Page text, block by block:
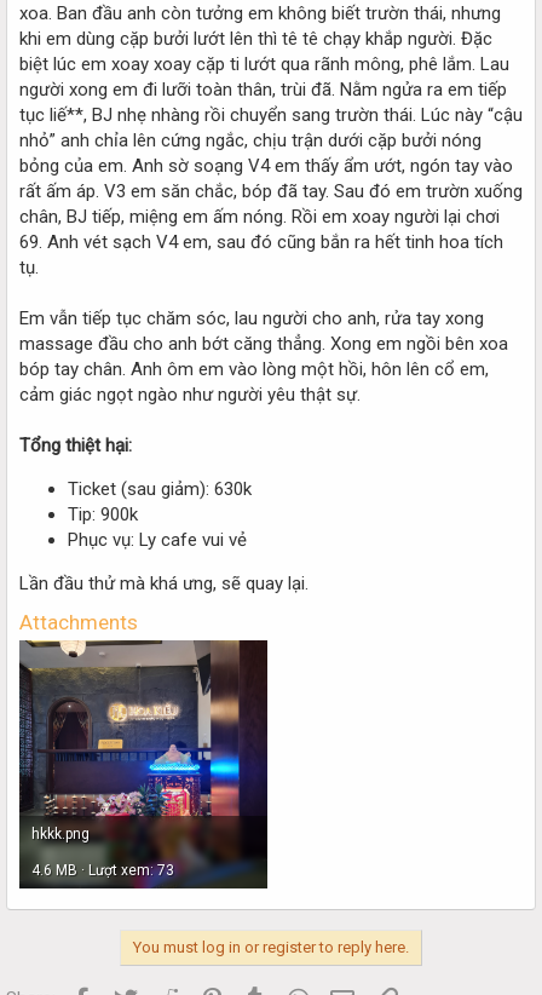
xoa. Ban đầu anh còn tưởng em không biết trườn thái, nhưng
khi em dùng cặp bưởi lướt lên thì tê tê chạy khắp người. Đặc
biệt lúc em xoay xoay cặp ti lướt qua rãnh mông, phê lắm. Lau
người xong em đi lưỡi toàn thân, trùi đã. Nằm ngửa ra em tiếp
tục liế**, BJ nhẹ nhàng rồi chuyển sang trườn thái. Lúc này “cậu
nhỏ” anh chỉa lên cứng ngắc, chịu trận dưới cặp bưởi nóng
bỏng của em. Anh sờ soạng V4 em thấy ẩm ướt, ngón tay vào
rất ấm áp. V3 em săn chắc, bóp đã tay. Sau đó em trườn xuống
chân, BJ tiếp, miệng em ấm nóng. Rồi em xoay người lại chơi
69. Anh vét sạch V4 em, sau đó cũng bắn ra hết tinh hoa tích
tụ.
Em vẫn tiếp tục chăm sóc, lau người cho anh, rửa tay xong
massage đầu cho anh bớt căng thẳng. Xong em ngồi bên xoa
bóp tay chân. Anh ôm em vào lòng một hồi, hôn lên cổ em,
cảm giác ngọt ngào như người yêu thật sự.
Tổng thiệt hại:
Ticket (sau giảm): 630k
Tip: 900k
Phục vụ: Ly cafe vui vẻ
Lần đầu thử mà khá ưng, sẽ quay lại.
Attachments
hkkk.png
4.6 MB · Lượt xem: 73
You must log in or register to reply here.